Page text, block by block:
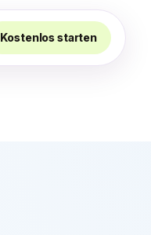
Kostenlos starten